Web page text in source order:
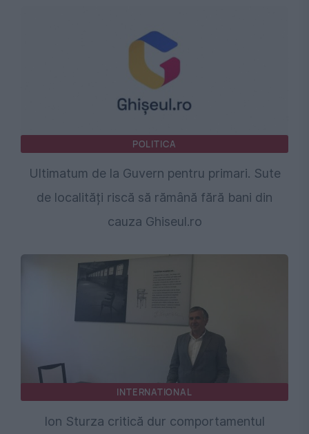
POLITICA
Ultimatum de la Guvern pentru primari. Sute
de localități riscă să rămână fără bani din
cauza Ghiseul.ro
INTERNATIONAL
Ion Sturza critică dur comportamentul